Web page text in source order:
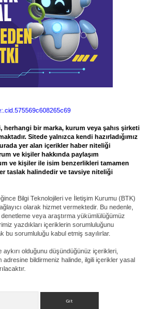
herhangi bir marka, kurum veya şahıs şirketi
Sitede yalnızca kendi hazırladığımız
yer alan içerikler haber niteliği
ve kişiler hakkında paylaşım
ve kişiler ile isim benzerlikleri tamamen
taslak halindedir ve tavsiye niteliği
Bilgi Teknolojileri ve İletişim Kurumu (BTK)
olarak hizmet vermektedir. Bu nedenle,
veya araştırma yükümlülüğümüz
yazdıkları içeriklerin sorumluluğunu
bu sorumluluğu kabul etmiş sayılırlar.
olduğunu düşündüğünüz içerikleri,
adresine bildirmeniz halinde, ilgili içerikler yasal